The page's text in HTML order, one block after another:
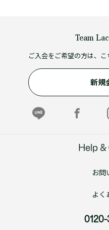
Team
ご入会をご希望の方は、こ
新規
Help
お問
よく